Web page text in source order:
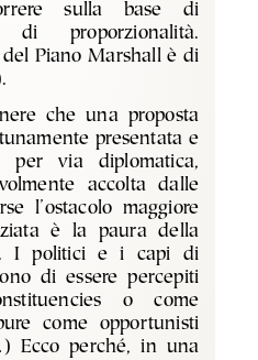
sulla base di
proporzionalità.
del Piano Marshall è di
che una proposta
presentata e
per via diplomatica,
accolta dalle
l’ostacolo maggiore
è la paura della
I politici e i capi di
di essere percepiti
o come
come opportunisti
Ecco perché, in una